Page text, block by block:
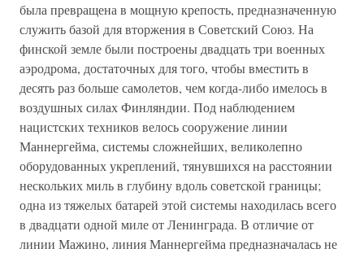
была превращена в мощную крепость, предназначенную
служить базой для вторжения в Советский Союз. На
финской земле были построены двадцать три военных
аэродрома, достаточных для того, чтобы вместить в
десять раз больше самолетов, чем когда-либо имелось в
воздушных силах Финляндии. Под наблюдением
нацистских техников велось сооружение линии
Маннергейма, системы сложнейших, великолепно
оборудованных укреплений, тянувшихся на расстоянии
нескольких миль в глубину вдоль советской границы;
одна из тяжелых батарей этой системы находилась всего
в двадцати одной миле от Ленинграда. В отличие от
линии Мажино, линия Маннергейма предназначалась не